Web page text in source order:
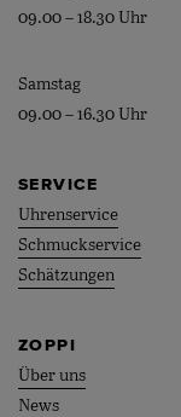
09.00 – 18.30 Uhr
Samstag
09.00 – 16.30 Uhr
SERVICE
Uhrenservice
Schmuckservice
Schätzungen
ZOPPI
Über uns
News